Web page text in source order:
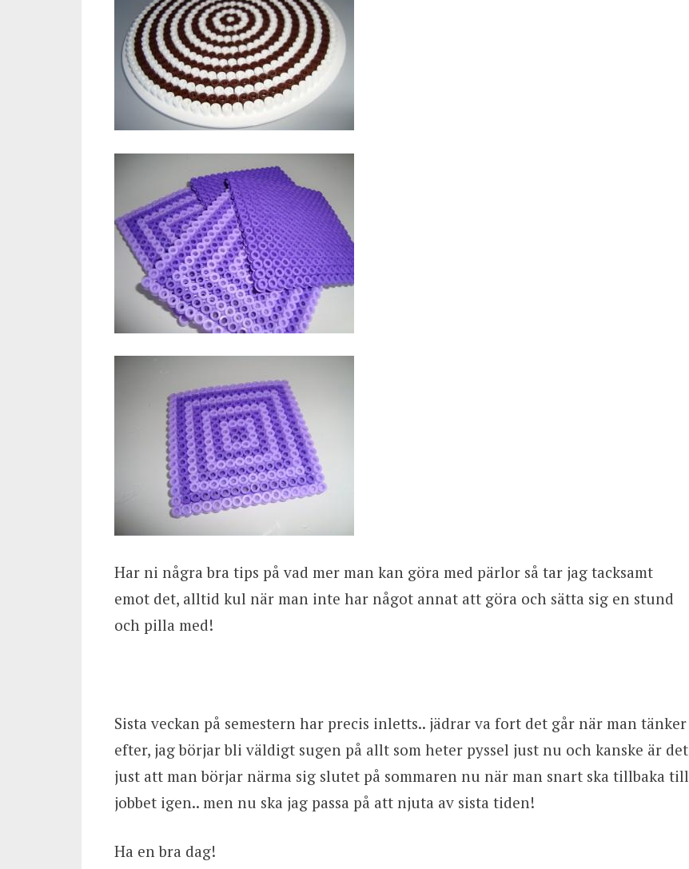
Har ni några bra tips på vad mer man kan göra med pärlor så tar jag tacksamt
emot det, alltid kul när man inte har något annat att göra och sätta sig en stund
och pilla med!
Sista veckan på semestern har precis inletts.. jädrar va fort det går när man tänker
efter, jag börjar bli väldigt sugen på allt som heter pyssel just nu och kanske är det
just att man börjar närma sig slutet på sommaren nu när man snart ska tillbaka till
jobbet igen.. men nu ska jag passa på att njuta av sista tiden!
Ha en bra dag!